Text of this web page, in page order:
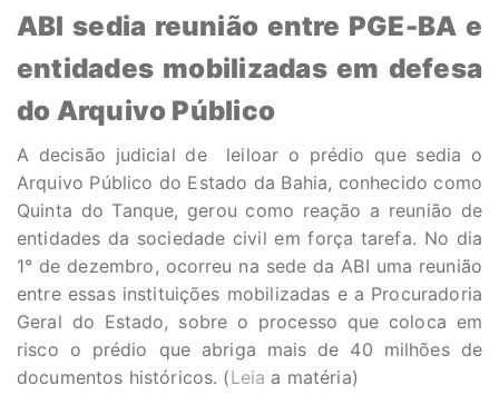
ABI sedia reunião entre PGE-BA e
entidades mobilizadas em defesa
do Arquivo Público
A decisão judicial de leiloar o prédio que sedia o
Arquivo Público do Estado da Bahia, conhecido como
Quinta do Tanque, gerou como reação a reunião de
entidades da sociedade civil em força tarefa. No dia
1° de dezembro, ocorreu na sede da ABI uma reunião
entre essas instituições mobilizadas e a Procuradoria
Geral do Estado, sobre o processo que coloca em
risco o prédio que abriga mais de 40 milhões de
documentos históricos. (Leia a matéria)